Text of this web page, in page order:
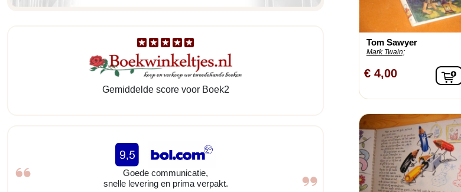
Gemiddelde score voor Boek2
Goede communicatie,
snelle levering en prima verpakt.
Tom Sawyer
Mark Twain;
€ 4,00